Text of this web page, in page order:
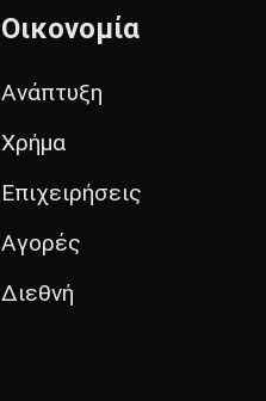
Οικονομία
Ανάπτυξη
Χρήμα
Επιχειρήσεις
Αγορές
Διεθνή